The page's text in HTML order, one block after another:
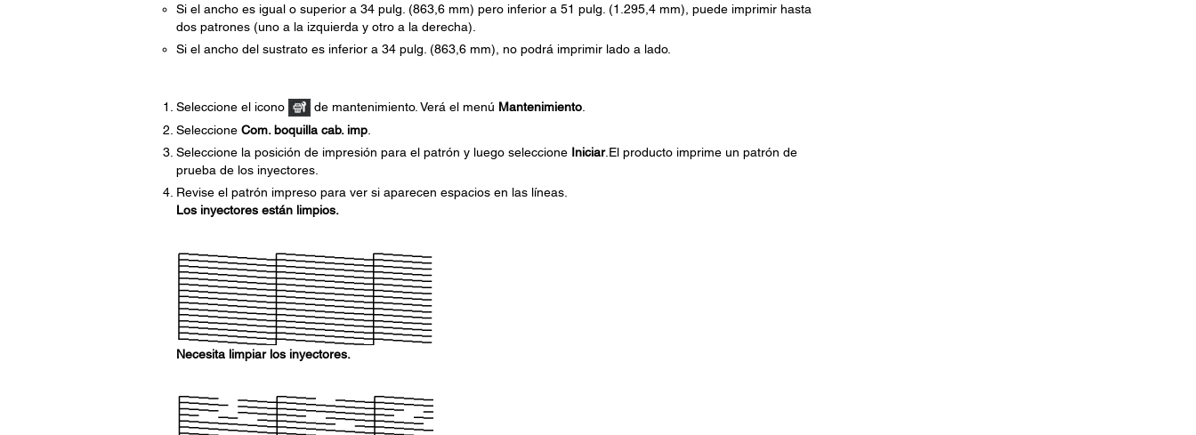
Si el ancho es igual o superior a 34 pulg. (863,6 mm) pero inferior a 51 pulg. (1.295,4 mm), puede imprimir hasta
dos patrones (uno a la izquierda y otro a la derecha).
Si el ancho del sustrato es inferior a 34 pulg. (863,6 mm), no podrá imprimir lado a lado.
Seleccione el icono de mantenimiento. Verá el menú Mantenimiento.
Seleccione Com. boquilla cab. imp.
Seleccione la posición de impresión para el patrón y luego seleccione Iniciar.El producto imprime un patrón de
prueba de los inyectores.
Revise el patrón impreso para ver si aparecen espacios en las líneas.
Los inyectores están limpios.
Necesita limpiar los inyectores.